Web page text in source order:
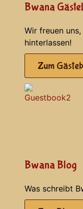
Bwana
Wir freuen
hinterlassen!
Zum
Bwana Blog
Was schreibt